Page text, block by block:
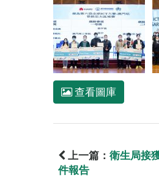
查看圖庫
上一篇： 衛生局接
件報告